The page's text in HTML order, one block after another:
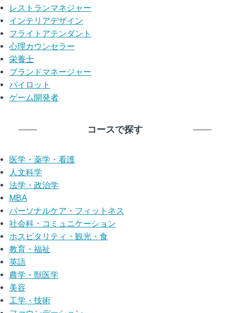
レストランマネジャー
インテリアデザイン
フライトアテンダント
心理カウンセラー
栄養士
ブランドマネージャー
パイロット
ゲーム開発者
コースで探す
医学・薬学・看護
人文科学
法学・政治学
MBA
パーソナルケア・フィットネス
社会科・コミュニケーション
ホスピタリティ・観光・食
教育・福祉
英語
農学・獣医学
美容
工学・技術